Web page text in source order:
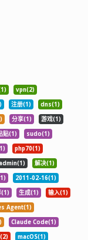
vpn(2)
注册(1)
dns(1)
分享(1)
游戏(1)
贴(1)
sudo(1)
php70(1)
解决(1)
2011-02-16(1)
(1) 生成(1)
输入(1)
Agent(1)
Claude Code(1)
macOS(1)